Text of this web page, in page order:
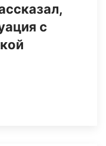
с